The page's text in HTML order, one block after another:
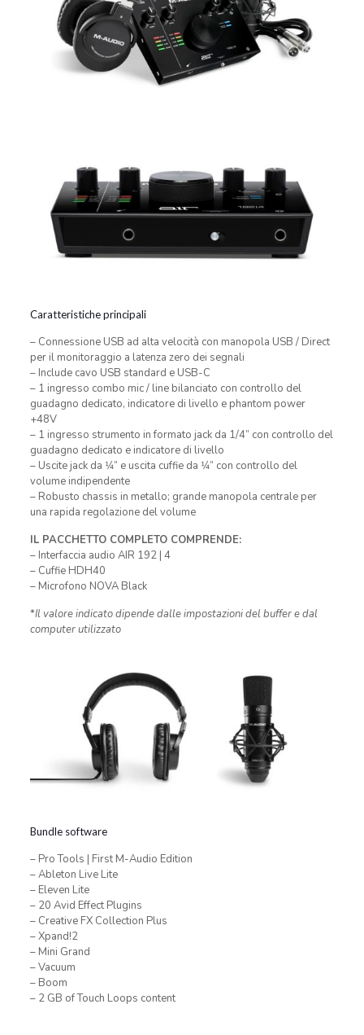
Caratteristiche principali
– Connessione USB ad alta velocità con manopola USB / Direct
per il monitoraggio a latenza zero dei segnali
– Include cavo USB standard e USB-C
– 1 ingresso combo mic / line bilanciato con controllo del
guadagno dedicato, indicatore di livello e phantom power
+48V
– 1 ingresso strumento in formato jack da 1/4” con controllo del
guadagno dedicato e indicatore di livello
– Uscite jack da 1⁄4” e uscita cuffie da 1⁄4” con controllo del
volume indipendente
– Robusto chassis in metallo; grande manopola centrale per
una rapida regolazione del volume
IL PACCHETTO COMPLETO COMPRENDE:
– Interfaccia audio AIR 192 | 4
– Cuffie HDH40
– Microfono NOVA Black
*Il valore indicato dipende dalle impostazioni del buffer e dal
computer utilizzato
Bundle software
– Pro Tools | First M-Audio Edition
– Ableton Live Lite
– Eleven Lite
– 20 Avid Effect Plugins
– Creative FX Collection Plus
– Xpand!2
– Mini Grand
– Vacuum
– Boom
– 2 GB of Touch Loops content